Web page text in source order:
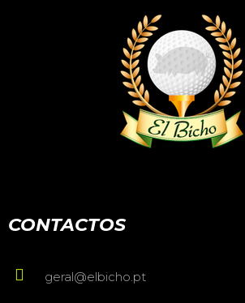
CONTACTOS
geral@elbicho.pt